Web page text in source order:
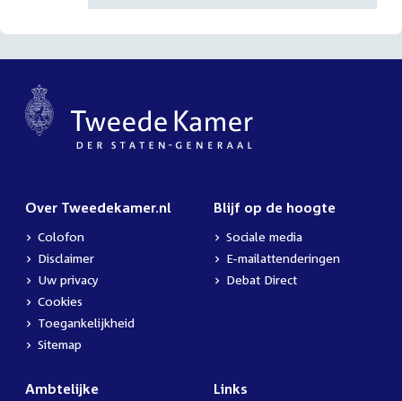
Over Tweedekamer.nl
Colofon
Disclaimer
Uw privacy
Cookies
Toegankelijkheid
Sitemap
Blijf op de hoogte
Sociale media
E-mailattenderingen
Debat Direct
Ambtelijke
Links